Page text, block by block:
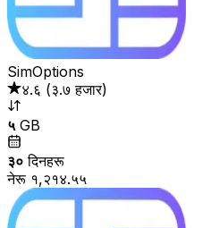
SimOptions
४.६ (३.७ हजार)
५ GB
३० दिनहरू
नेरू १,२१४.५५